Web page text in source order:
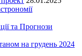
та Прогнози
на грудень 2024